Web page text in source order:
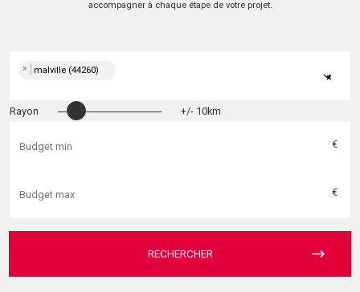
accompagner à chaque étape de votre projet.
×
× malville (44260)
Rayon +/- 10km
€
€
RECHERCHER